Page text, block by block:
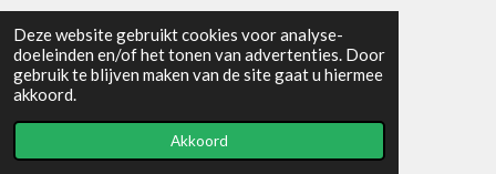
Deze website gebruikt cookies voor analyse-
doeleinden en/of het tonen van advertenties. Door
gebruik te blijven maken van de site gaat u hiermee
akkoord.
Akkoord
Algemene voorwaarden
© 2021 - RC en mineralenshop Het vlinderpad